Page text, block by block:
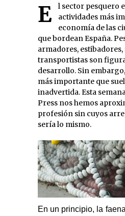
El sector pesquero es una de las
actividades más
economía de las
que bordean España.
armadores, estibadores,
transportistas son
desarrollo. Sin
más importante que
inadvertida. Esta
Press nos hemos
profesión sin cuyos
sería lo mismo.
En un principio, la